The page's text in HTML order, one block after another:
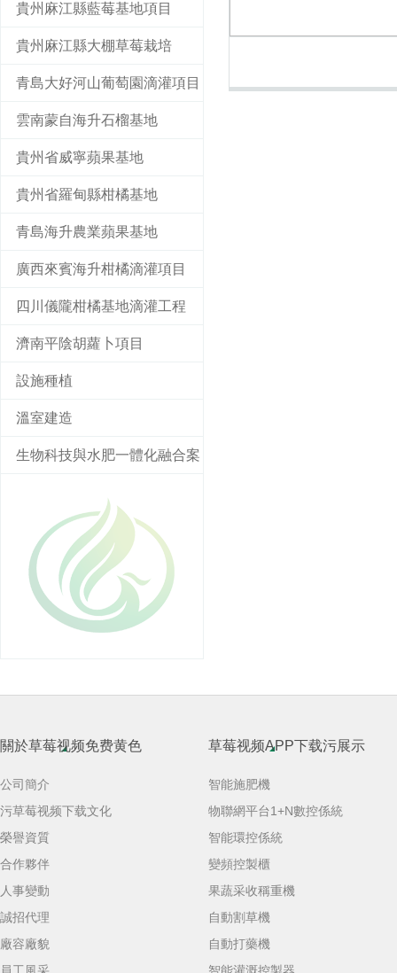
園
貴州麻江縣藍莓基地項目
貴州麻江縣大棚草莓栽培
青島大好河山葡萄園滴灌項目
雲南蒙自海升石榴基地
貴州省威寧蘋果基地
貴州省羅甸縣柑橘基地
青島海升農業蘋果基地
廣西來賓海升柑橘滴灌項目
四川儀隴柑橘基地滴灌工程
濟南平陰胡蘿卜項目
設施種植
溫室建造
生物科技與水肥一體化融合案
關於草莓视频免费黄色
公司簡介
污草莓视频下载文化
榮譽資質
合作夥伴
人事變動
誠招代理
廠容廠貌
草莓视频APP下载污展示
智能施肥機
物聯網平台1+N數控係統
智能環控係統
變頻控製櫃
果蔬采收稱重機
自動割草機
自動打藥機